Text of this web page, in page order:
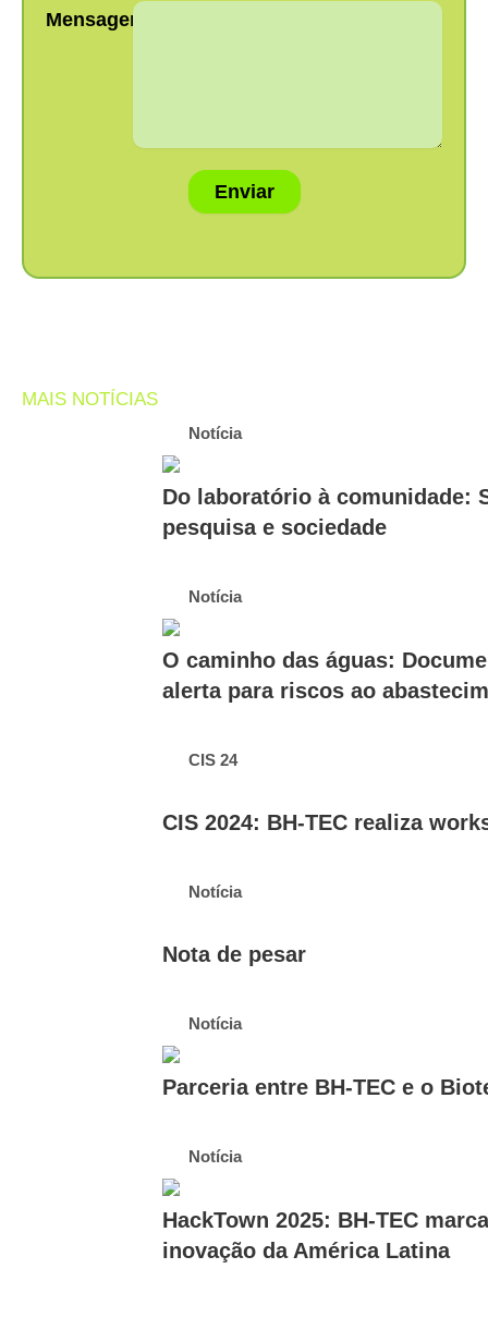
Mensagem:
Enviar
MAIS NOTÍCIAS
Notícia
Do laboratório à comunidade:
pesquisa e sociedade
Notícia
O caminho das águas:
alerta para riscos ao
CIS 24
CIS 2024: BH-TEC realiza
Notícia
Nota de pesar
Notícia
Parceria entre BH-TEC e o
Notícia
HackTown 2025: BH-TEC
inovação da América Latina